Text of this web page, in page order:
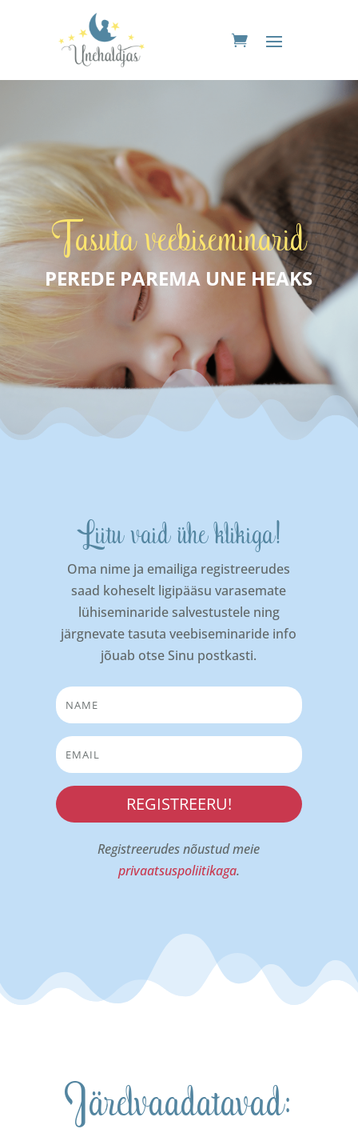
Tasuta veebiseminarid
PEREDE PAREMA UNE HEAKS
Liitu vaid ühe klikiga!
Oma nime ja emailiga registreerudes
saad koheselt ligipääsu varasemate
lühiseminaride salvestustele ning
järgnevate tasuta veebiseminaride info
jõuab otse Sinu postkasti.
REGISTREERU!
Registreerudes nõustud meie
privaatsuspoliitikaga.
Järelvaadatavad: